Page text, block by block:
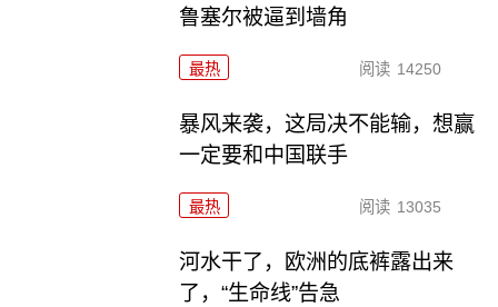
鲁塞尔被逼到墙角
最热 阅读 14250
暴风来袭，这局决不能输，想赢
一定要和中国联手
最热 阅读 13035
河水干了，欧洲的底裤露出来
了，“生命线”告急